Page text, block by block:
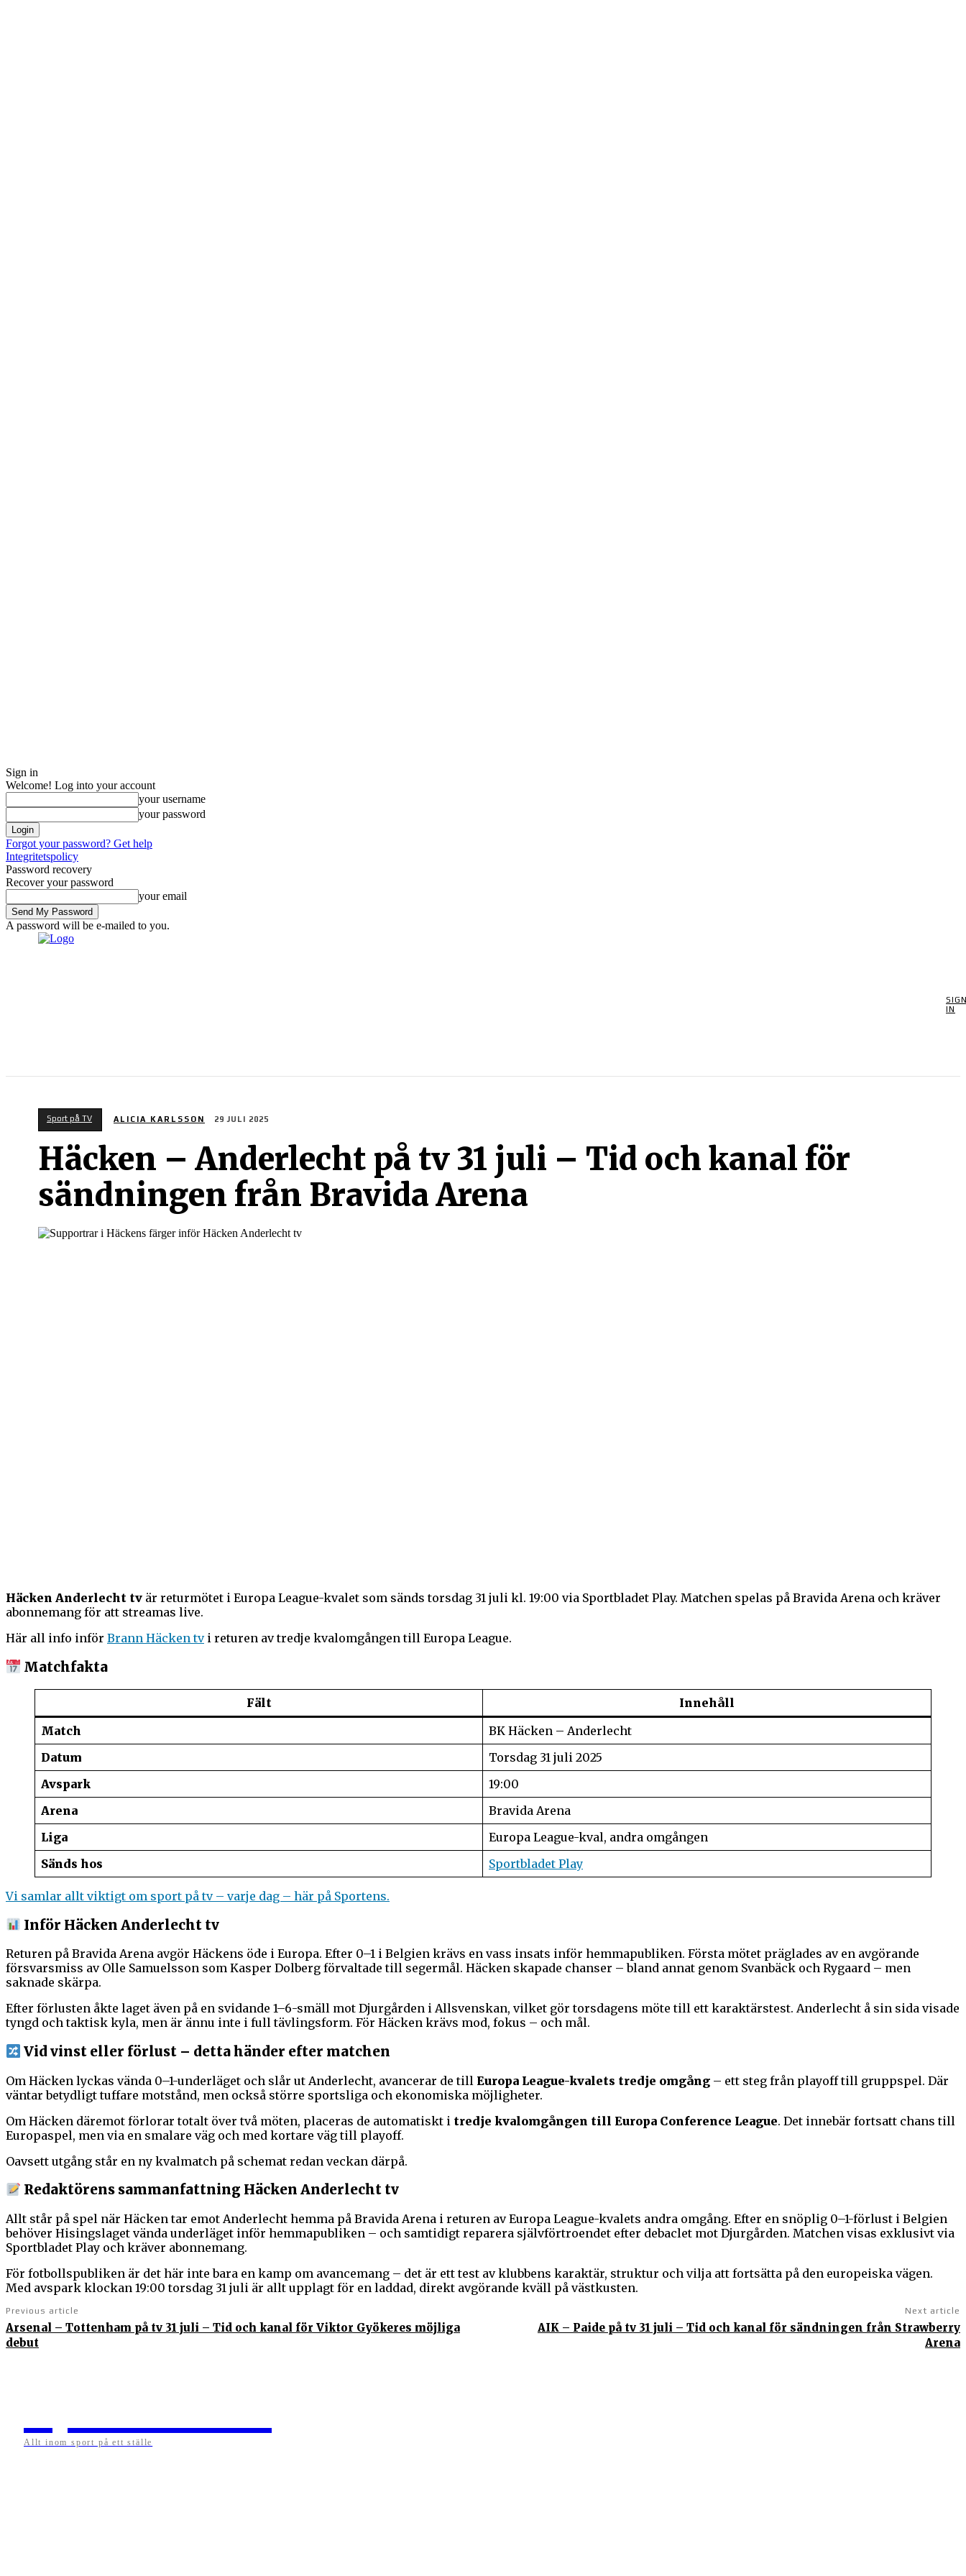
Sign in
Welcome! Log into your account
your username
your password
Forgot your password? Get help
Integritetspolicy
Password recovery
Recover your password
your email
A password will be e-mailed to you.
IN
Sport på TV ALICIA KARLSSON 29 JULI 2025
Häcken – Anderlecht på tv 31 juli – Tid och kanal för
sändningen från Bravida Arena
Häcken Anderlecht tv är returmötet i Europa League-kvalet som sänds torsdag 31 juli kl. 19:00 via Sportbladet Play. Matchen spelas på Bravida Arena och kräver
abonnemang för att streamas live.
Här all info inför Brann Häcken tvi returen av tredje kvalomgången till Europa League.
Matchfakta
Fält
Innehåll
Match
BK Häcken – Anderlecht
Datum
Torsdag 31 juli 2025
Avspark
19:00
Arena
Bravida Arena
Liga
Europa League-kval, andra omgången
Sänds hos
Sportbladet Play
Vi samlar allt viktigt om sport på tv – varje dag – här på Sportens.
Inför Häcken Anderlecht tv
Returen på Bravida Arena avgör Häckens öde i Europa. Efter 0–1 i Belgien krävs en vass insats inför hemmapubliken. Första mötet präglades av en avgörande
försvarsmiss av Olle Samuelsson som Kasper Dolberg förvaltade till segermål. Häcken skapade chanser – bland annat genom Svanbäck och Rygaard – men
saknade skärpa.
Efter förlusten åkte laget även på en svidande 1–6-smäll mot Djurgården i Allsvenskan, vilket gör torsdagens möte till ett karaktärstest. Anderlecht å sin sida visade
tyngd och taktisk kyla, men är ännu inte i full tävlingsform. För Häcken krävs mod, fokus – och mål.
Vid vinst eller förlust – detta händer efter matchen
Om Häcken lyckas vända 0–1-underläget och slår ut Anderlecht, avancerar de till Europa League-kvalets tredje omgång – ett steg från playoff till gruppspel. Där
väntar betydligt tuffare motstånd, men också större sportsliga och ekonomiska möjligheter.
Om Häcken däremot förlorar totalt över två möten, placeras de automatiskt i tredje kvalomgången till Europa Conference League. Det innebär fortsatt chans till
Europaspel, men via en smalare väg och med kortare väg till playoff.
Oavsett utgång står en ny kvalmatch på schemat redan veckan därpå.
Redaktörens sammanfattning Häcken Anderlecht tv
Allt står på spel när Häcken tar emot Anderlecht hemma på Bravida Arena i returen av Europa League-kvalets andra omgång. Efter en snöplig 0–1-förlust i Belgien
behöver Hisingslaget vända underläget inför hemmapubliken – och samtidigt reparera självförtroendet efter debaclet mot Djurgården. Matchen visas exklusivt via
Sportbladet Play och kräver abonnemang.
För fotbollspubliken är det här inte bara en kamp om avancemang – det är ett test av klubbens karaktär, struktur och vilja att fortsätta på den europeiska vägen.
Med avspark klockan 19:00 torsdag 31 juli är allt upplagt för en laddad, direkt avgörande kväll på västkusten.
Previous article
Arsenal – Tottenham på tv 31 juli – Tid och kanal för Viktor Gyökeres möjliga
debut
Next article
AIK – Paide på tv 31 juli – Tid och kanal för sändningen från Strawberry
Arena
Allt inom sport på ett ställe